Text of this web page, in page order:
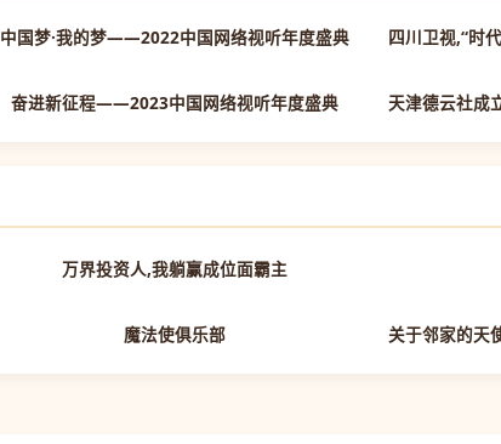
中国梦·我的梦——2022中国网络视听年度盛典
奋进新征程——2023中国网络视听年度盛典
第82集已完结
万界投资人,我躺赢成位面霸主
魔法使俱乐部